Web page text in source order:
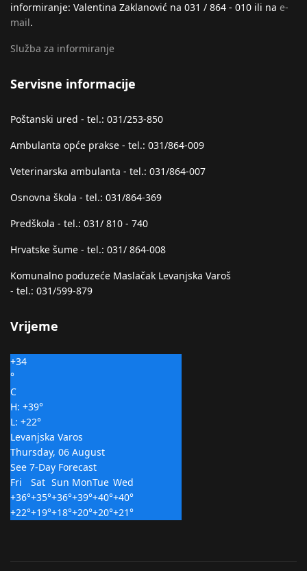
informiranje: Valentina Zaklanović na 031 / 864 - 010 ili na e-
mail.
Služba za informiranje
Servisne informacije
Poštanski ured - tel.: 031/253-850
Ambulanta opće prakse - tel.: 031/864-009
Veterinarska ambulanta - tel.: 031/864-007
Osnovna škola - tel.: 031/864-369
Predškola - tel.: 031/ 810 - 740
Hrvatske šume - tel.: 031/ 864-008
Komunalno poduzeće Maslačak Levanjska Varoš
- tel.: 031/599-879
Vrijeme
+34
°
C
H: +39°
L: +22°
Levanjska Varos
Thursday, 06 August
See 7-Day Forecast
Fri
Sat Sun MonTue Wed
+36°+35°+36°+39°+40°+40°
+22°+19°+18°+20°+20°+21°